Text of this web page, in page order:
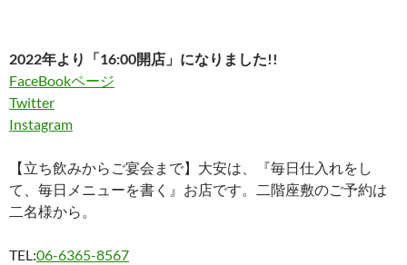
2022年より「16:00開店」になりました!!
FaceBookページ
Twitter
Instagram
【立ち飲みからご宴会まで】大安は、『毎日仕入れをし
て、毎日メニューを書く』お店です。二階座敷のご予約は
二名様から。
TEL:06-6365-8567